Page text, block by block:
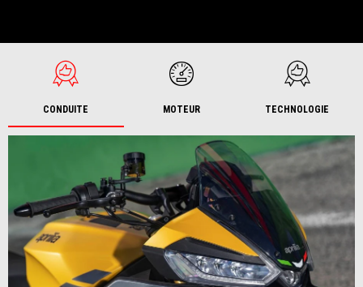
CONDUITE MOTEUR TECHNOLOGIE